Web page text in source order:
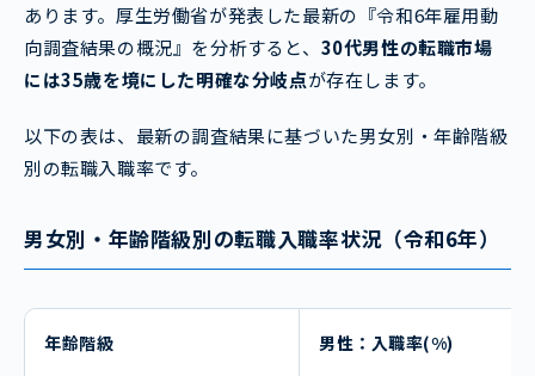
あります。厚生労働省が発表した最新の『令和6年雇用動
向調査結果の概況』を分析すると、 30代男性の転職市場
には35歳を境にした明確な分岐点が存在します。
以下の表は、最新の調査結果に基づいた男女別・年齢階級
別の転職入職率です。
男女別・年齢階級別の転職入職率状況（令和6年）
年齢階級 男性：入職率(%)